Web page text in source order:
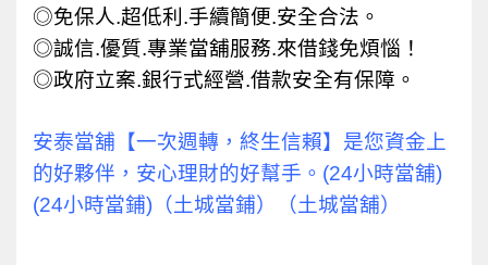
◎免保人.超低利.手續簡便.安全合法。
◎誠信.優質.專業當舖服務.來借錢免煩惱！
◎政府立案.銀行式經營.借款安全有保障。
安泰當舖【一次週轉，終生信賴】是您資金上
的好夥伴，安心理財的好幫手。(24小時當舖)
(24小時當鋪)（土城當鋪）（土城當舖）